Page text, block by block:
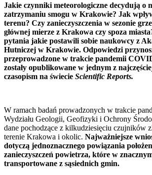
Jakie czynniki meteorologiczne decydują o
zatrzymaniu smogu w Krakowie? Jak
terenu? Czy zanieczyszczenia w sezonie
głównej mierze z Krakowa czy spoza
pytania jakie postawili sobie naukowcy z
Hutniczej w Krakowie. Odpowiedzi
przeprowadzone w trakcie pandemii
zostały opublikowane w jednym z
czasopism na świecie Scientific Reports.
W ramach badań prowadzonych w trakcie
Wydziału Geologii, Geofizyki i Ochrony
dane pochodzące z kilkudziesięciu czujników
terenie Krakowa i okolic. Najważniejsze
dotyczą jednoznacznego powiązania
zanieczyszczeń powietrza, które w
transportowane z sąsiednich gmin.